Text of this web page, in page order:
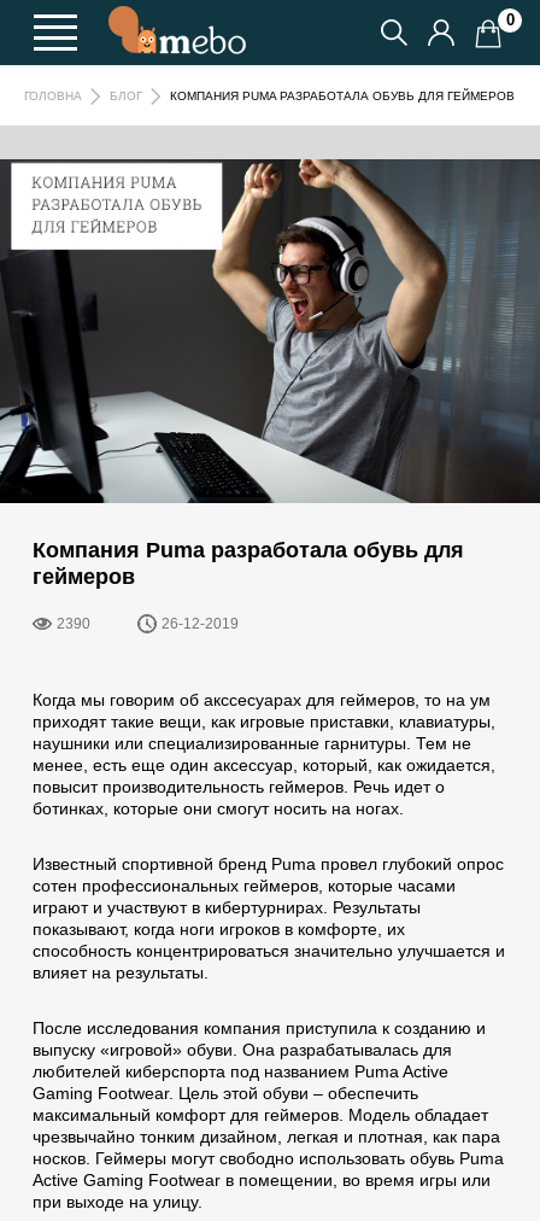
0
ГОЛОВНА БЛОГ КОМПАНИЯ PUMA РАЗРАБОТАЛА ОБУВЬ ДЛЯ ГЕЙМЕРОВ
Компания Puma разработала обувь для
геймеров
2390 26-12-2019
Когда мы говорим об акссесуарах для геймеров, то на ум
приходят такие вещи, как игровые приставки, клавиатуры,
наушники или специализированные гарнитуры. Тем не
менее, есть еще один аксессуар, который, как ожидается,
повысит производительность геймеров. Речь идет о
ботинках, которые они смогут носить на ногах.
Известный спортивной бренд Puma провел глубокий опрос
сотен профессиональных геймеров, которые часами
играют и участвуют в кибертурнирах. Результаты
показывают, когда ноги игроков в комфорте, их
способность концентрироваться значительно улучшается и
влияет на результаты.
После исследования компания приступила к созданию и
выпуску «игровой» обуви. Она разрабатывалась для
любителей киберспорта под названием Puma Active
Gaming Footwear. Цель этой обуви – обеспечить
максимальный комфорт для геймеров. Модель обладает
чрезвычайно тонким дизайном, легкая и плотная, как пара
носков. Геймеры могут свободно использовать обувь Puma
Active Gaming Footwear в помещении, во время игры или
при выходе на улицу.